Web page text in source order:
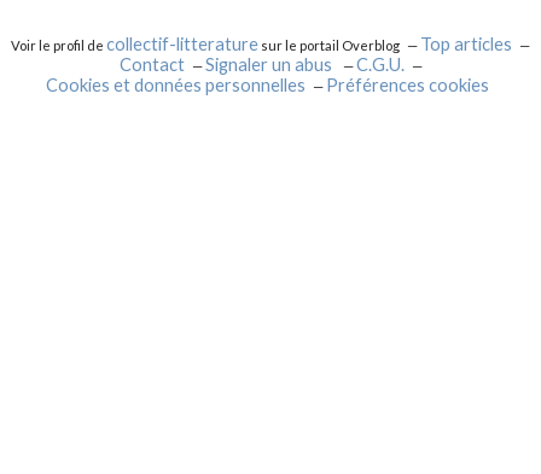
Voir le profil de collectif-litterature sur le portail Overblog
Top articles
Contact
Signaler un abus
C.G.U.
Cookies et données personnelles
Préférences cookies